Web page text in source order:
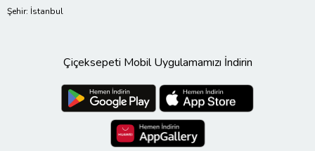
Şehir: İstanbul
Çiçeksepeti Mobil Uygulamamızı İndirin